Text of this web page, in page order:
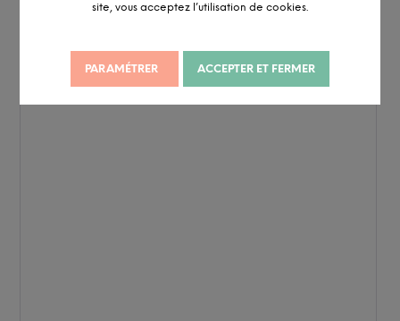
site, vous acceptez l’utilisation de cookies.
PARAMÉTRER ACCEPTER ET FERMER